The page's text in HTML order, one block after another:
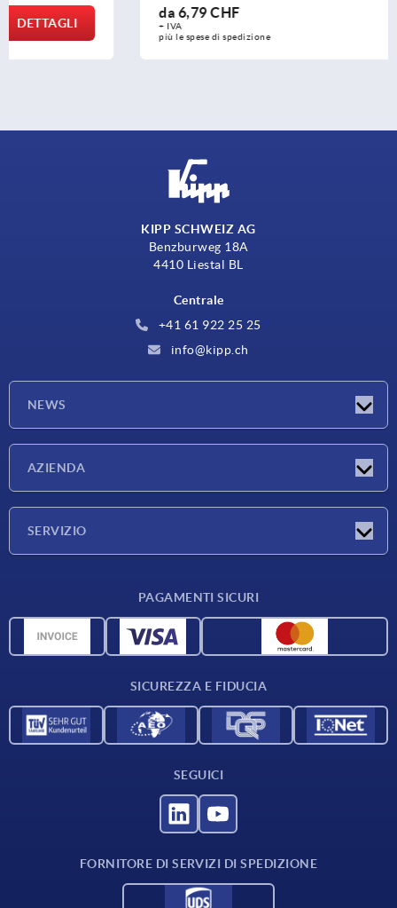
6,79 CHF
+ IVA
più le spese di spedizione
KIPP SCHWEIZ AG
Benzburweg 18A
4410 Liestal BL
Centrale
+41 61 922 25 25
info@kipp.ch
NEWS
AZIENDA
SERVIZIO
Dati CAD
PAGAMENTI SICURI
SICUREZZA E FIDUCIA
SEGUICI
FORNITORE DI SERVIZI DI SPEDIZIONE